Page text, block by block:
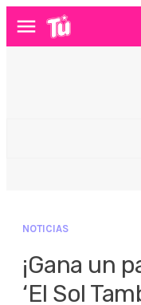
Menú
NOTICIAS
¡Gana un
‘El Sol